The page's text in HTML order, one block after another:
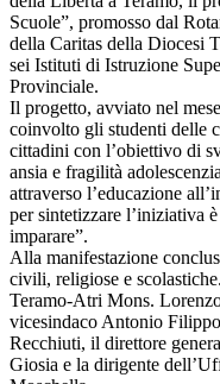
Scuole”, promosso dal
della Caritas della Diocesi
sei Istituti di Istruzione
Provinciale.
Il progetto, avviato nel
coinvolto gli studenti delle
cittadini con l’obiettivo di
ansia e fragilità
attraverso l’educazione
per sintetizzare l’iniziativa
imparare”.
Alla manifestazione
civili, religiose e
Teramo-Atri Mons.
vicesindaco Antonio
Recchiuti, il direttore
Giosia e la dirigente